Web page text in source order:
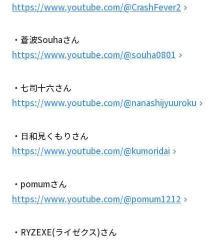
https://www.youtube.com/@CrashFever2
・蒼波Souhaさん
https://www.youtube.com/@souha0801
・七司十六さん
https://www.youtube.com/@nanashijyuuroku
・日和見くもりさん
https://www.youtube.com/@kumoridai
・pomumさん
https://www.youtube.com/@pomum1212
・RYZEXE(ライゼクス)さん